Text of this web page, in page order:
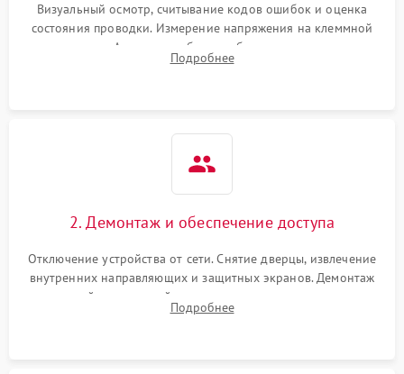
Визуальный осмотр, считывание кодов ошибок и оценка
состояния проводки. Измерение напряжения на клеммной
колодке. Анализ жалоб на проблемы с нагревом,
конвекцией, панелью управления или блокировкой дверцы.
Подробнее
2. Демонтаж и обеспечение доступа
Отключение устройства от сети. Снятие дверцы, извлечение
внутренних направляющих и защитных экранов. Демонтаж
задней или верхней панели для прямого доступа к
нагревательным элементам, плате и вентиляторам.
Подробнее